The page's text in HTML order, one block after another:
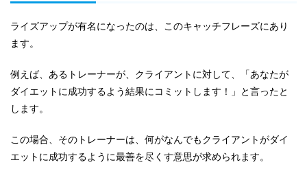
ライズアップが有名になったのは、このキャッチフレーズにあり
ます。
例えば、あるトレーナーが、クライアントに対して、「あなたが
ダイエットに成功するよう結果にコミットします！」と言ったと
します。
この場合、そのトレーナーは、何がなんでもクライアントがダイ
エットに成功するように最善を尽くす意思が求められます。